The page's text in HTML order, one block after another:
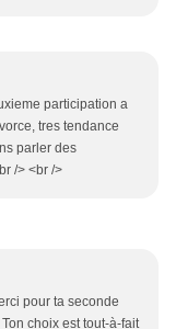
participation a
tres tendance
parler des
/> <br />
pour ta seconde
choix est tout-à-fait